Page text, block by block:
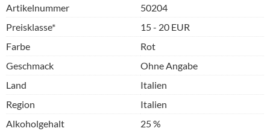
Artikelnummer
50204
Preisklasse*
15 - 20 EUR
Farbe
Rot
Geschmack
Ohne Angabe
Land
Italien
Region
Italien
Alkoholgehalt
25 %